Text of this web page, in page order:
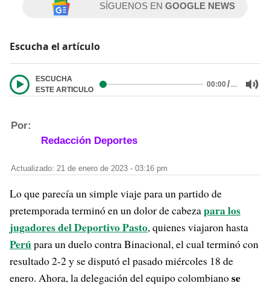
SÍGUENOS ENGOOGLE NEWS
Escucha el artículo
ESCUCHA
ESTE ARTICULO
00:00/…
Por:
Redacción Deportes
Actualizado: 21 de enero de 2023 - 03:16 pm
Lo que parecía un simple viaje para un partido de
pretemporada terminó en un dolor de cabezapara los
jugadores del Deportivo Pasto, quienes viajaron hasta
Perúpara un duelo contra Binacional, el cual terminó con
resultado 2-2 y se disputó el pasado miércoles 18 de
enero. Ahora, la delegación del equipo colombianose